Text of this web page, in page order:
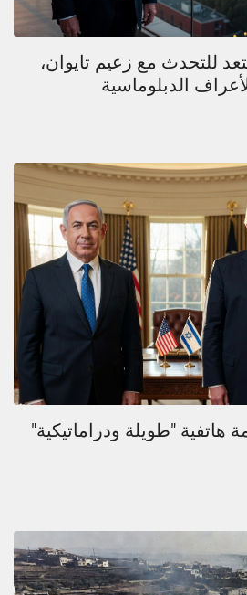
للتحدث مع زعيم تايوان،
الدبلوماسية
هاتفية "طويلة ودراماتيكية"